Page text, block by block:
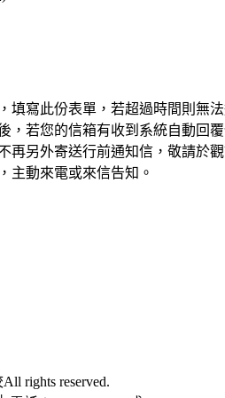
，填寫此份表單，若超過時間則無
，若您的信箱有收到系統自動回
再另外寄送行前通知信，敬請於
，主動來電或來信告知。
rights reserved.